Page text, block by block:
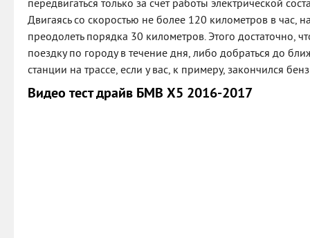
передвигаться только за счет работы электрической
Двигаясь со скоростью не более 120 километров в час,
преодолеть порядка 30 километров. Этого достаточно,
поездку по городу в течение дня, либо добраться до
станции на трассе, если у вас, к примеру, закончился
Видео тест драйв БМВ Х5 2016-2017